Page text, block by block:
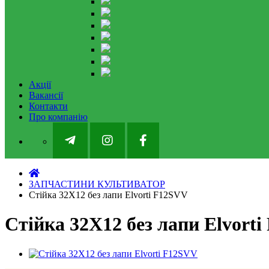
Акції
Вакансії
Контакти
Про компанію
ЗАПЧАСТИНИ КУЛЬТИВАТОР
Стійка 32X12 без лапи Elvorti F12SVV
Стійка 32X12 без лапи Elvorti